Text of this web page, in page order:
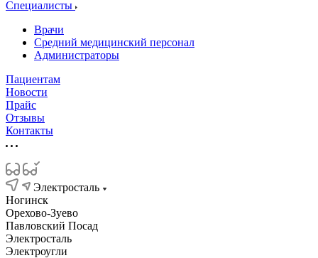
Специалисты
Врачи
Средний медицинский персонал
Администраторы
Пациентам
Новости
Прайс
Отзывы
Контакты
Электросталь
Ногинск
Орехово-Зуево
Павловский Посад
Электросталь
Электроугли